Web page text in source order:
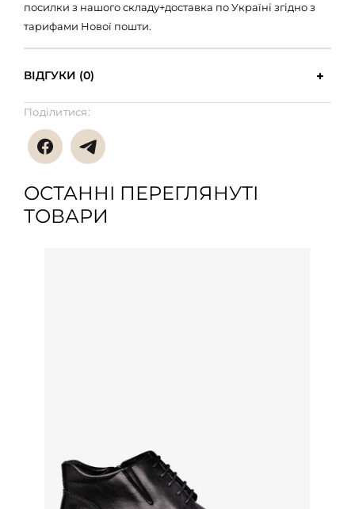
посилки з нашого складу+доставка по Україні згідно з
тарифами Нової пошти.
ВІДГУКИ (0)
Поділитися:
ОСТАННІ ПЕРЕГЛЯНУТІ
ТОВАРИ